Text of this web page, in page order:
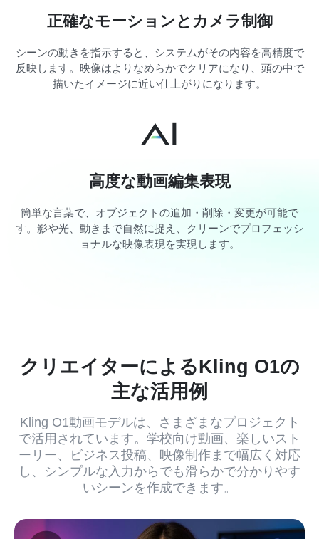
正確なモーションとカメラ制御
シーンの動きを指示すると、システムがその内容を高精度で
反映します。映像はよりなめらかでクリアになり、頭の中で
描いたイメージに近い仕上がりになります。
高度な動画編集表現
簡単な言葉で、オブジェクトの追加・削除・変更が可能で
す。影や光、動きまで自然に捉え、クリーンでプロフェッシ
ョナルな映像表現を実現します。
クリエイターによるKling O1の
主な活用例
Kling O1動画モデルは、さまざまなプロジェクト
で活用されています。学校向け動画、楽しいスト
ーリー、ビジネス投稿、映像制作まで幅広く対応
し、シンプルな入力からでも滑らかで分かりやす
いシーンを作成できます。